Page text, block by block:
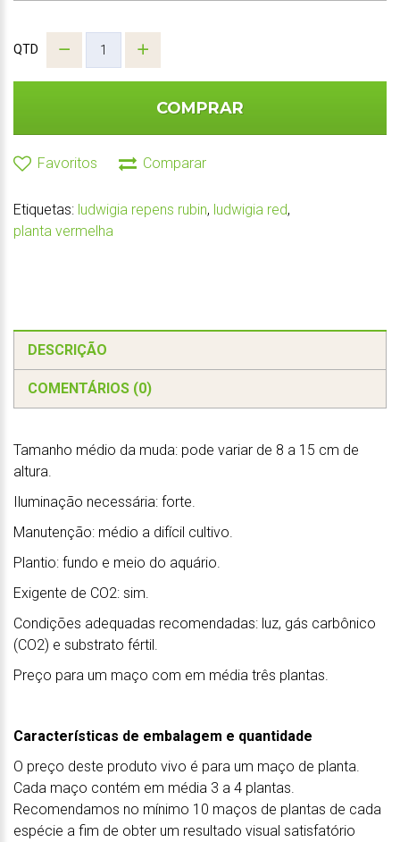
QTD
COMPRAR
Favoritos Comparar
Etiquetas: ludwigia repens rubin, ludwigia red,
planta vermelha
DESCRIÇÃO
COMENTÁRIOS (0)
Tamanho médio da muda: pode variar de 8 a 15 cm de
altura.
Iluminação necessária: forte.
Manutenção: médio a difícil cultivo.
Plantio: fundo e meio do aquário.
Exigente de CO2: sim.
Condições adequadas recomendadas: luz, gás carbônico
(CO2) e substrato fértil.
Preço para um maço com em média três plantas.
Características de embalagem e quantidade
O preço deste produto vivo é para um maço de planta.
Cada maço contém em média 3 a 4 plantas.
Recomendamos no mínimo 10 maços de plantas de cada
espécie a fim de obter um resultado visual satisfatório